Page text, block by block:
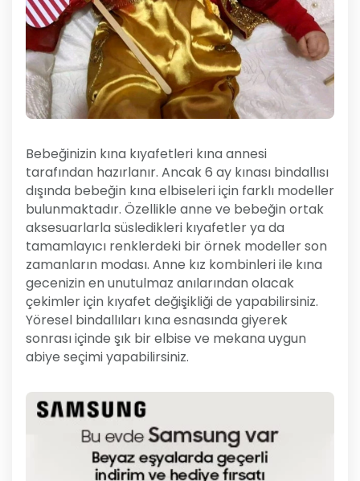
Bebeğinizin kına kıyafetleri kına annesi
tarafından hazırlanır. Ancak 6 ay kınası bindallısı
dışında bebeğin kına elbiseleri için farklı modeller
bulunmaktadır. Özellikle anne ve bebeğin ortak
aksesuarlarla süsledikleri kıyafetler ya da
tamamlayıcı renklerdeki bir örnek modeller son
zamanların modası. Anne kız kombinleri ile kına
gecenizin en unutulmaz anılarından olacak
çekimler için kıyafet değişikliği de yapabilirsiniz.
Yöresel bindallıları kına esnasında giyerek
sonrası içinde şık bir elbise ve mekana uygun
abiye seçimi yapabilirsiniz.